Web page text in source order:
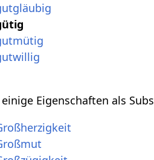
Eigenschaften als